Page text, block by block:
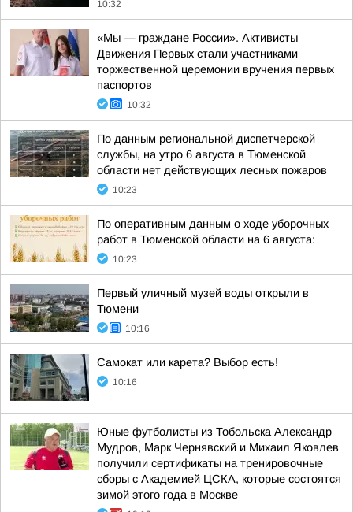
10:32
«Мы — граждане России». Активисты
Движения Первых стали участниками
торжественной церемонии вручения первых
паспортов
10:32
По данным региональной диспетчерской
службы, на утро 6 августа в Тюменской
области нет действующих лесных пожаров
10:23
По оперативным данным о ходе уборочных
работ в Тюменской области на 6 августа:
10:23
Первый уличный музей воды открыли в
Тюмени
10:16
Самокат или карета? Выбор есть!
10:16
Юные футболисты из Тобольска Александр
Мудров, Марк Чернявский и Михаил Яковлев
получили сертификаты на тренировочные
сборы с Академией ЦСКА, которые состоятся
зимой этого года в Москве